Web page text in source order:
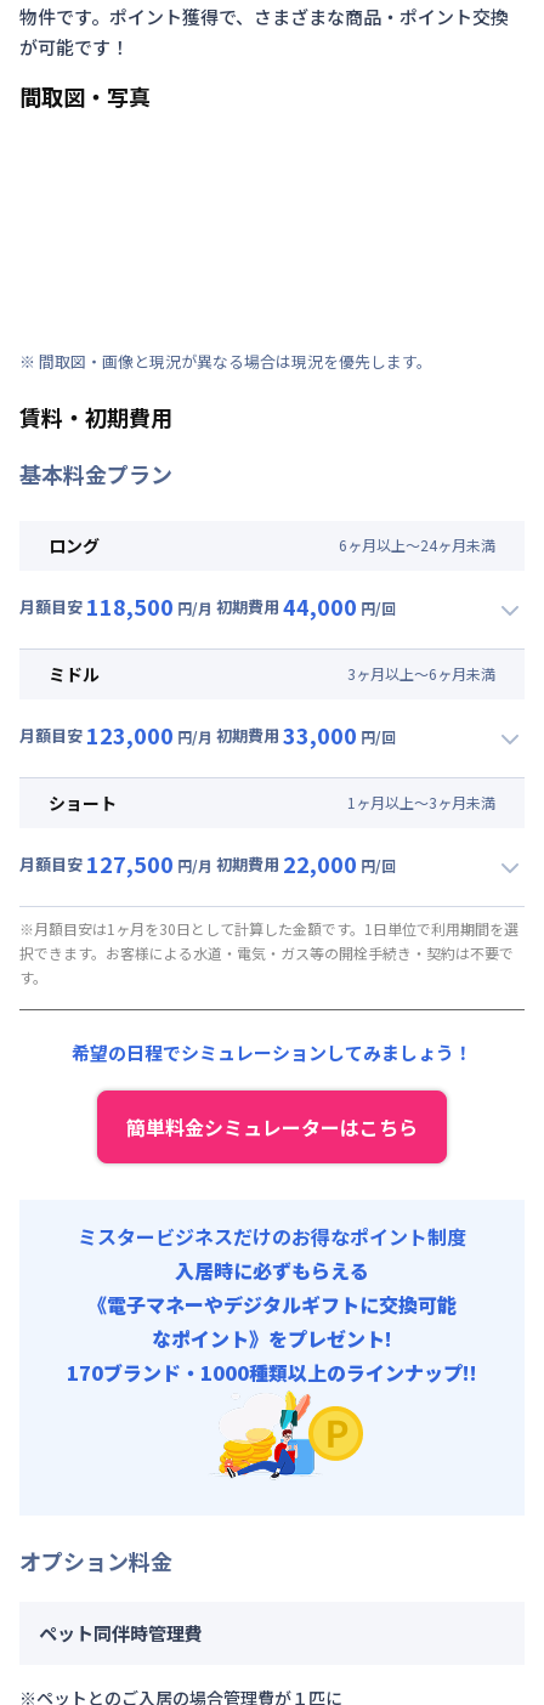
物件です。ポイント獲得で、さまざまな商品・ポイント交換
が可能です！
間取図・写真
※ 間取図・画像と現況が異なる場合は現況を優先します。
賃料・初期費用
基本料金プラン
ロング 6ヶ月以上～24ヶ月未満
月額目安 118,500 円/月 初期費用 44,000 円/回
月額賃料目安(30日利用)
光熱費他 : 0円/月 (0円/日) ※賃料に含める
その他費用 :
初期費用
ミドル 3ヶ月以上～6ヶ月未満
月額目安 123,000 円/月 初期費用 33,000 円/回
月額賃料目安(30日利用)
光熱費他 : 0円/月 (0円/日) ※賃料に含める
その他費用 :
管理費: 37,500円/月 (1,250円/日)
初期費用
ショート 1 ヶ月以上～3ヶ月未満
月額目安 127,500 円/月 初期費用 22,000 円/回
月額賃料目安(30日利用)
賃料 : 90,000円/月 (3,000円/日)
光熱費他 :
その他費用 :
37,500円/月 (1,250円/日)
契約事務手数料 : 5,000円/回 (税抜)
※月額目安は1ヶ月を30日として計算した金額です。1日単位で利用期間を選
択できます。お客様による水道・電気・ガス等の開栓手続き・契約は不要で
す。
希望の日程でシミュレーションしてみましょう！
簡単料金シミュレーターはこちら
ミスタービジネスだけのお得なポイント制度
入居時に必ずもらえる
《電子マネーやデジタルギフトに交換可能
なポイント》をプレゼント!
170ブランド・1000種類以上のラインナップ!!
オプション料金
ペット同伴時管理費
※ペットとのご入居の場合管理費が１匹に